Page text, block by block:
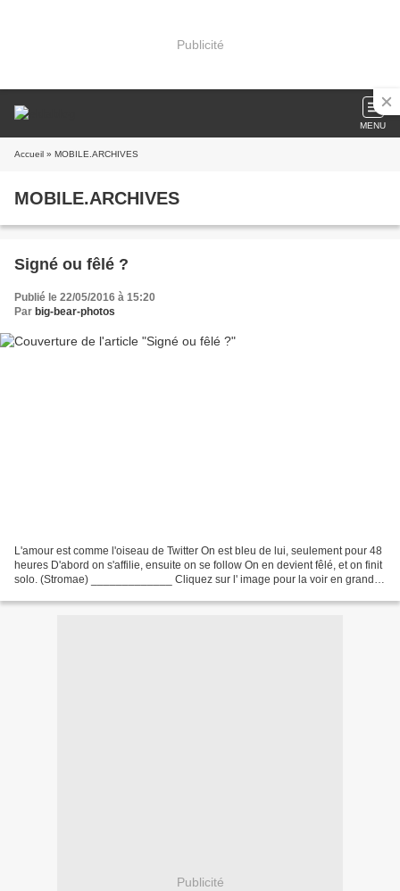
Publicité
MENU
Accueil » MOBILE.ARCHIVES
MOBILE.ARCHIVES
Signé ou fêlé ?
Publié le 22/05/2016 à 15:20
Par big-bear-photos
L'amour est comme l'oiseau de Twitter On est bleu de lui, seulement pour 48
heures D'abord on s'affilie, ensuite on se follow On en devient fêlé, et on finit
solo. (Stromae) _____________ Cliquez sur l' image pour la voir en grand
Publicité